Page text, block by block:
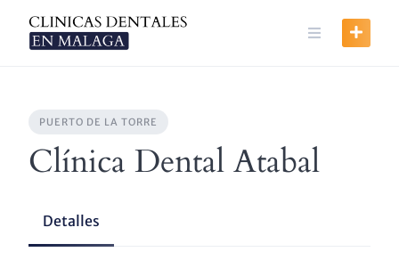
content
PUERTO DE LA TORRE
Clínica Dental Atabal
Detalles